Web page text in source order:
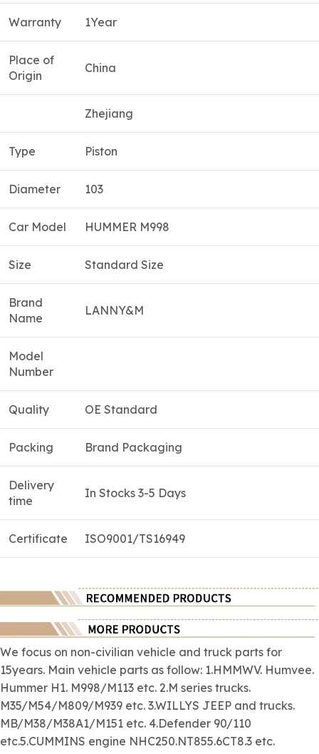
Warranty 1Year
Place of
Origin
China
Zhejiang
Type Piston
Diameter 103
Car Model HUMMER M998
Size Standard Size
Brand
Name
LANNY&M
Model
Number
Quality OE Standard
Packing Brand Packaging
Delivery
time
In Stocks 3-5 Days
Certificate ISO9001/TS16949
We focus on non-civilian vehicle and truck parts for
15years. Main vehicle parts as follow: 1.HMMWV. Humvee.
Hummer H1. M998/M113 etc. 2.M series trucks.
M35/M54/M809/M939 etc. 3.WILLYS JEEP and trucks.
MB/M38/M38A1/M151 etc. 4.Defender 90/110
etc.5.CUMMINS engine NHC250.NT855.6CT8.3 etc.